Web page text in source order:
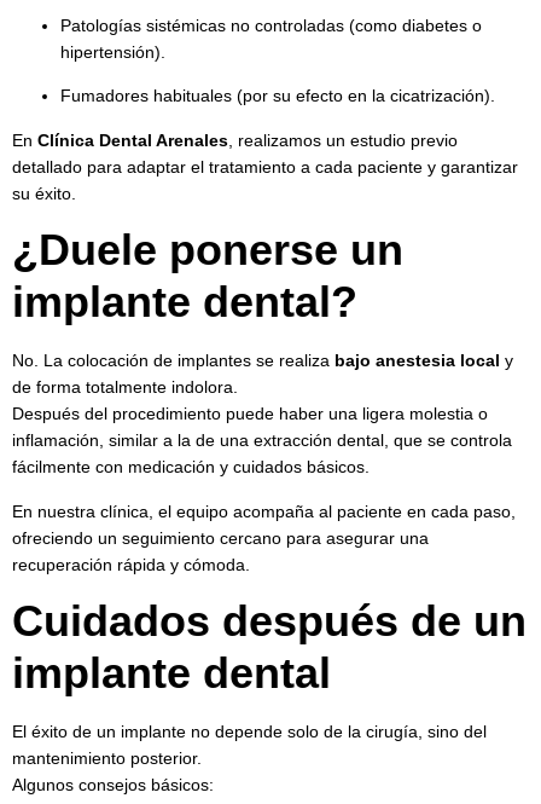
Patologías sistémicas no controladas (como diabetes o
hipertensión).
Fumadores habituales (por su efecto en la cicatrización).
En Clínica Dental Arenales , realizamos un estudio previo
detallado para adaptar el tratamiento a cada paciente y garantizar
su éxito.
¿Duele ponerse un
implante dental?
No. La colocación de implantes se realiza bajo anestesia local y
de forma totalmente indolora.
Después del procedimiento puede haber una ligera molestia o
inflamación, similar a la de una extracción dental, que se controla
fácilmente con medicación y cuidados básicos.
En nuestra clínica, el equipo acompaña al paciente en cada paso,
ofreciendo un seguimiento cercano para asegurar una
recuperación rápida y cómoda.
Cuidados después de un
implante dental
El éxito de un implante no depende solo de la cirugía, sino del
mantenimiento posterior.
Algunos consejos básicos: